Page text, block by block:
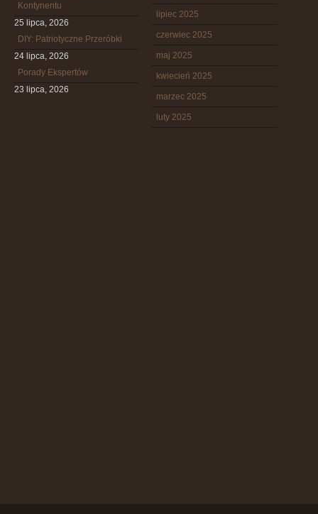
Kontynentu
25 lipca, 2026
DIY: Patriotyczne Przeróbki
24 lipca, 2026
Porady Ekspertów
23 lipca, 2026
lipiec 2025
czerwiec 2025
maj 2025
kwiecień 2025
marzec 2025
luty 2025